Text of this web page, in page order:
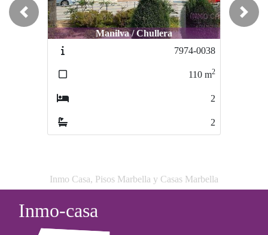
Manilva / Chullera
7974-0038
m2
Manilva / chullera
8315-00890
Previous Next
Inmo Casa, Pisos Marbella y Casas Marbella
Inmo-casa